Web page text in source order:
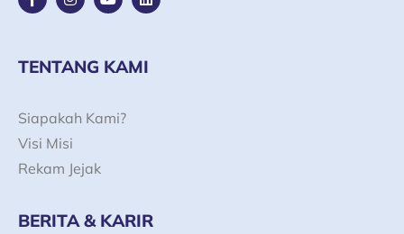
a
o
o
f
n
g
r
o
b
e
i
d
i
TENTANG KAMI
Siapakah Kami?
Visi Misi
Rekam Jejak
BERITA & KARIR